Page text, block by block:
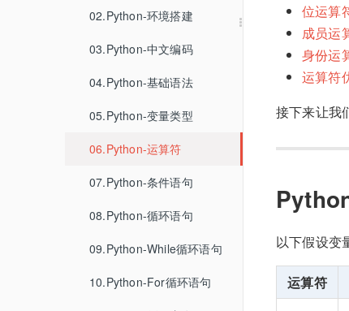
05.PostgreSQL
06.SQLite
07.MSSQL
08.HQL
09.DB2
10.Cassandra
11.BigQuery
01.ApiServer
02.Etcd
03.Kubelet
CVE 2026 31431
01.MSF提权
03.JS还原
02.去特征
02.CVE-2023-33979
02.CC2
03.CC3
06.CC6
02.Python-环境搭建
03.Python-中文编码
04.Python-基础语法
05.Python-变量类型
06.Python-运算符
07.Python-条件语句
08.Python-循环语句
09.Python-While循环语句
10.Python-For循环语句
位运算
成员运
身份运
运算符
接下来让我
以下假设变
运算符